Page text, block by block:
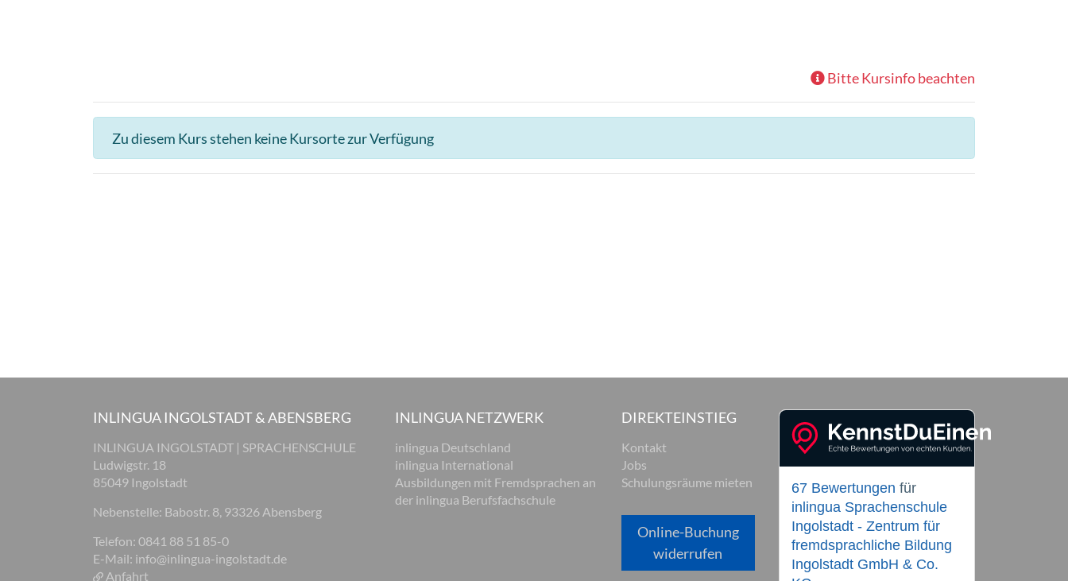
Bitte Kursinfo beachten
Zu diesem Kurs stehen keine Kursorte zur Verfügung
INLINGUA INGOLSTADT & ABENSBERG
INLINGUA INGOLSTADT | SPRACHENSCHULE
Ludwigstr. 18
85049 Ingolstadt
Nebenstelle: Babostr. 8, 93326 Abensberg
Telefon: 0841 88 51 85-0
E-Mail: info@inlingua-ingolstadt.de
Anfahrt
INLINGUA NETZWERK
inlingua Deutschland
inlingua International
Ausbildungen mit Fremdsprachen an
der inlingua Berufsfachschule
DIREKTEINSTIEG
Kontakt
Jobs
Schulungsräume mieten
Online-Buchung
widerrufen
67 Bewertungen für
inlingua Sprachenschule
Ingolstadt - Zentrum für
fremdsprachliche Bildung
Ingolstadt GmbH & Co.